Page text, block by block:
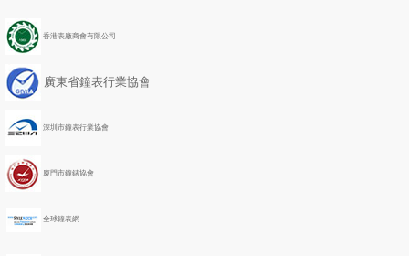
香港表廠商會有限公司
廣東省鐘表行業協會
深圳市鐘表行業協會
廈門市鐘錶協會
全球鐘表網
o
s
a
i
o
u
s
M
o
n
h
Y
e
a
r